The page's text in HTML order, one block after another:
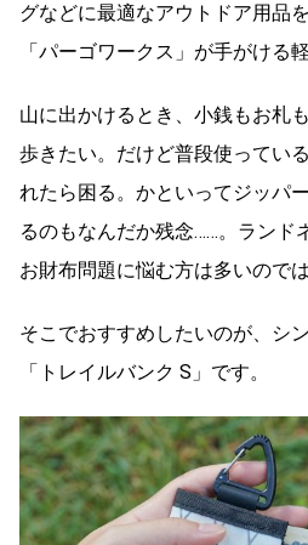
グなどに最適なアウトドア用品
「パーゴワークス」が手がける
山に出かけるとき、小銭もお札
歩きたい。だけど普段使ってい
れたら困る。かといってジッパ
るのもなんだか残念……。ランド
お財布問題に悩む方は多いので
そこでおすすめしたいのが、シ
「トレイルバンク S」です。